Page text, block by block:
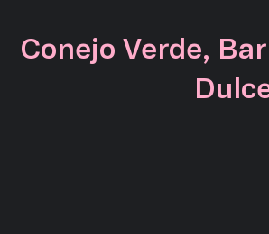
Conejo Verde,